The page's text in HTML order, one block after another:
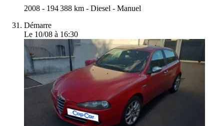
2008 - 194 388 km - Diesel - Manuel
Démarre
Le 10/08 à 16:30